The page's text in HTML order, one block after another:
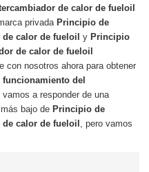
de calor de fueloil
privada Principio de
calor de fueloil y Principio
de calor de fueloil
con nosotros ahora para obtener
del
vamos a responder de una
bajo de Principio de
calor de fueloil , pero vamos